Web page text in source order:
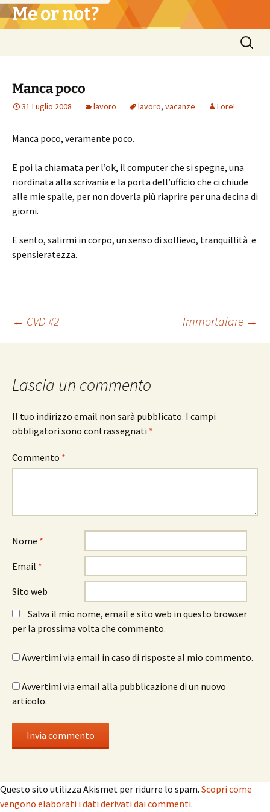
Vai
al Me or not?
Ricerca
per:
Manca poco
31 Luglio 2008 lavoro lavoro, vacanze Lore!
Manca poco, veramente poco.
E poi la chiamata per l’ok, il computer che si spegne, una
riordinata alla scrivania e la porta dell’ufficio che ci chiude
alle mie spalle, per non doverla più riaprire per una decina di
giorni.
E sento, salirmi in corpo, un senso di sollievo, tranquillità e
spensieratezza.
Navigazione
← CVD #2 Immortalare →
Lascia un commento
Il tuo indirizzo email non sarà pubblicato. I campi
obbligatori sono contrassegnati *
Commento *
Nome *
Email *
Sito web
Salva il mio nome, email e sito web in questo browser
per la prossima volta che commento.
Avvertimi via email in caso di risposte al mio commento.
Avvertimi via email alla pubblicazione di un nuovo
articolo.
Questo sito utilizza Akismet per ridurre lo spam. Scopri come
vengono elaborati i dati derivati dai commenti.